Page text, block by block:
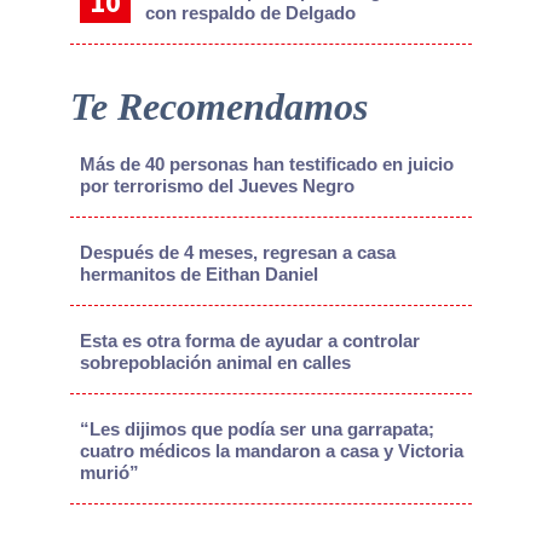
con respaldo de Delgado
Te Recomendamos
Más de 40 personas han testificado en juicio
por terrorismo del Jueves Negro
Después de 4 meses, regresan a casa
hermanitos de Eithan Daniel
Esta es otra forma de ayudar a controlar
sobrepoblación animal en calles
“Les dijimos que podía ser una garrapata;
cuatro médicos la mandaron a casa y Victoria
murió”